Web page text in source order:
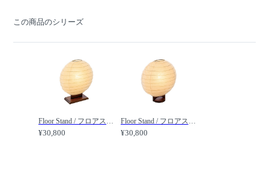
この商品のシリーズ
Floor Stand / フロアスタンド #106767 / FLYMEe Japan Style / フライミージャパンスタイル
¥30,800
Floor Stand / フロアスタンド #106736 / FLYMEe Japan Style / フライミージャパンスタイル
¥30,800